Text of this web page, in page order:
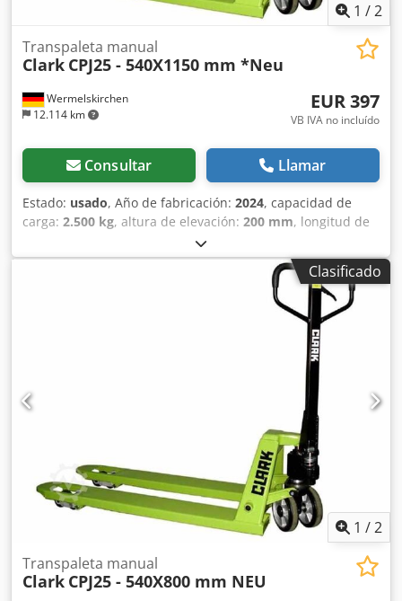
1 /2
Wermelskirchen
12.114 km
Transpaleta manual
Clark CPJ25 - 540X1150 mm *Neu
EUR 397
VB IVA no incluído
Consultar Llamar
Estado: usado, Año de fabricación: 2024, capacidad de
carga: 2.500 kg, altura de elevación: 200 mm, longitud de
, tipo de accionamiento:
Handbetrieb, Transpaleta manual Cedexfygxspfx Ak Djrf
Ancho de horquillas: 540 mm Tipo de mástil: Ninguno Tipo
de ruedas delanteras: Poliuretano Estado de las ruedas
delanteras: 80 - 100% Tipo de ruedas traseras: Poliuretano
Clasificado
1 /2
Transpaleta manual
Clark CPJ25 - 540X800 mm NEU